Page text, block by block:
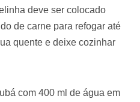
deve ser colocado
de carne para refogar até
quente e deixe cozinhar
com 400 ml de água em